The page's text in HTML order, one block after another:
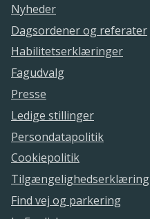
Nyheder
Dagsordener og referater
Habilitetserklæringer
Fagudvalg
Presse
Ledige stillinger
Persondatapolitik
Cookiepolitik
Tilgængelighedserklæring
Find vej og parkering